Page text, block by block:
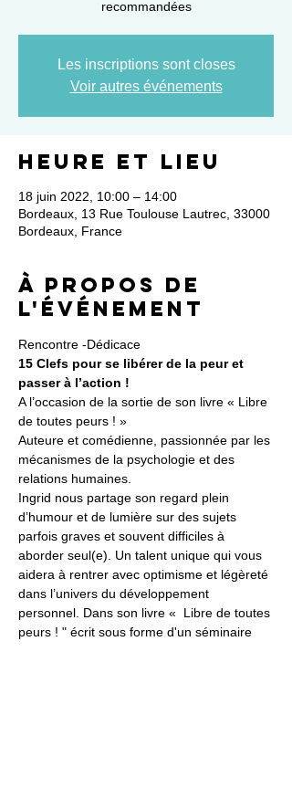
recommandées
Les inscriptions sont closes
Voir autres événements
Heure et lieu
18 juin 2022, 10:00 – 14:00
Bordeaux, 13 Rue Toulouse Lautrec, 33000
Bordeaux, France
À propos de
l'événement
Rencontre -Dédicace
15 Clefs pour se libérer de la peur et
passer à l’action !
A l’occasion de la sortie de son livre « Libre
de toutes peurs ! »
Auteure et comédienne, passionnée par les
mécanismes de la psychologie et des
relations humaines.
Ingrid nous partage son regard plein
d’humour et de lumière sur des sujets
parfois graves et souvent difficiles à
aborder seul(e). Un talent unique qui vous
aidera à rentrer avec optimisme et légèreté
dans l’univers du développement
personnel. Dans son livre «  Libre de toutes
peurs ! " écrit sous forme d'un séminaire